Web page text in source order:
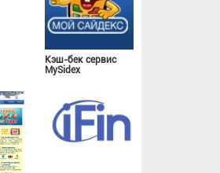
Кэш-бек сервис
MySidex